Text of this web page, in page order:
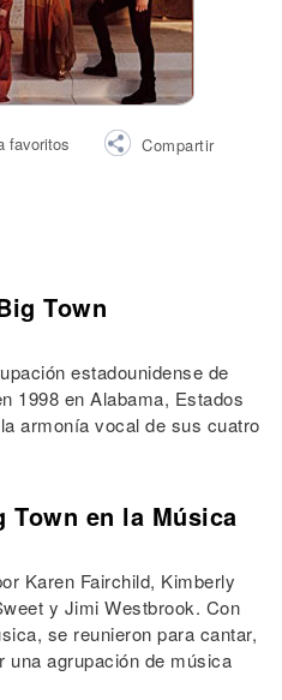
favoritos
Compartir
Town
estadounidense de
1998 en Alabama, Estados
armonía vocal de sus cuatro
en la Música
Karen Fairchild, Kimberly
y Jimi Westbrook. Con
se reunieron para cantar,
una agrupación de música